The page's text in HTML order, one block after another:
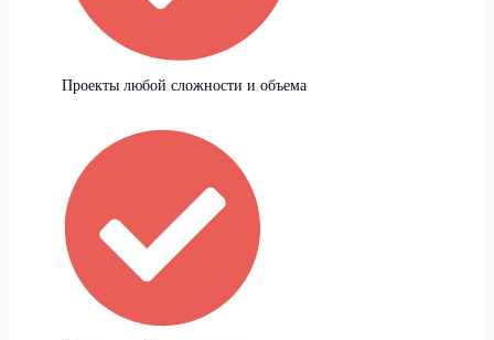
Проекты любой сложности и объема